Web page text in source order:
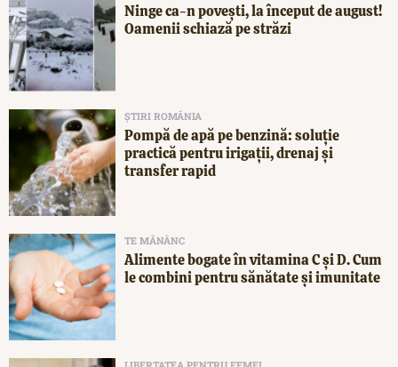
Ninge ca-n povești, la început de august!
Oamenii schiază pe străzi
ȘTIRI ROMÂNIA
Pompă de apă pe benzină: soluție
practică pentru irigații, drenaj și
transfer rapid
TE MĂNÂNC
Alimente bogate în vitamina C și D. Cum
le combini pentru sănătate și imunitate
LIBERTATEA PENTRU FEMEI